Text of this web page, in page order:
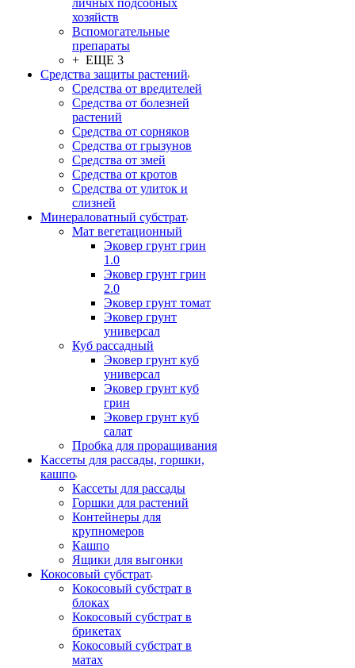
личных подсобных
хозяйств
Вспомогательные
препараты
+ ЕЩЕ 3
Средства защиты растений
Средства от вредителей
Средства от болезней
растений
Средства от сорняков
Средства от грызунов
Средства от змей
Средства от кротов
Средства от улиток и
слизней
Минераловатный субстрат
Мат вегетационный
Эковер грунт грин
1.0
Эковер грунт грин
2.0
Эковер грунт томат
Эковер грунт
универсал
Куб рассадный
Эковер грунт куб
универсал
Эковер грунт куб
грин
Эковер грунт куб
салат
Пробка для проращивания
Кассеты для рассады, горшки,
кашпо
Кассеты для рассады
Горшки для растений
Контейнеры для
крупномеров
Кашпо
Ящики для выгонки
Кокосовый субстрат
Кокосовый субстрат в
блоках
Кокосовый субстрат в
брикетах
Кокосовый субстрат в
матах